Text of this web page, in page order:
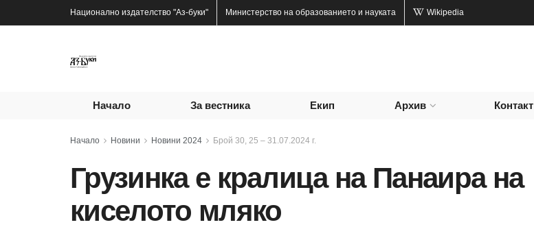
Национално издателство "Аз-буки" Министерство на образованието и науката Wikipedia
Начало За вестника Екип Архив Контакт
Начало Новини Новини 2024 Брой 30, 25 – 31.07.2024 г.
Грузинка е кралица на Панаира на
киселото мляко